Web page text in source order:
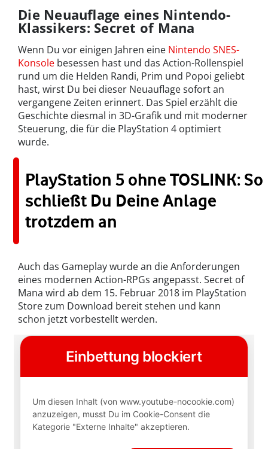
Die Neuauflage eines Nintendo-
Klassikers: Secret of Mana
Wenn Du vor einigen Jahren eine Nintendo SNES-
Konsole besessen hast und das Action-Rollenspiel
rund um die Helden Randi, Prim und Popoi geliebt
hast, wirst Du bei dieser Neuauflage sofort an
vergangene Zeiten erinnert. Das Spiel erzählt die
Geschichte diesmal in 3D-Grafik und mit moderner
Steuerung, die für die PlayStation 4 optimiert
wurde.
PlayStation 5 ohne TOSLINK: So
schließt Du Deine Anlage
trotzdem an
Auch das Gameplay wurde an die Anforderungen
eines modernen Action-RPGs angepasst. Secret of
Mana wird ab dem 15. Februar 2018 im PlayStation
Store zum Download bereit stehen und kann
schon jetzt vorbestellt werden.